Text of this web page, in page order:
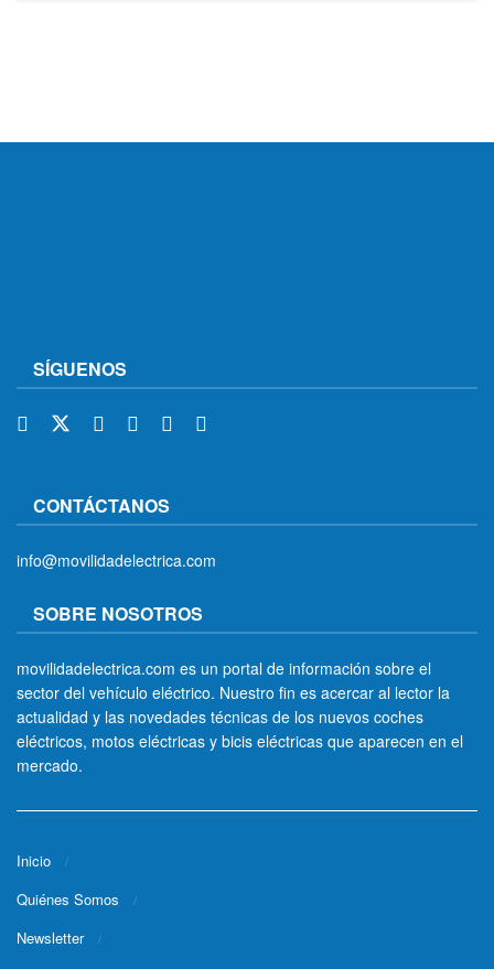
SÍGUENOS
CONTÁCTANOS
info@movilidadelectrica.com
SOBRE NOSOTROS
movilidadelectrica.com es un portal de información sobre el
sector del vehículo eléctrico. Nuestro fin es acercar al lector la
actualidad y las novedades técnicas de los nuevos coches
eléctricos, motos eléctricas y bicis eléctricas que aparecen en el
mercado.
Inicio
Quiénes Somos
Newsletter